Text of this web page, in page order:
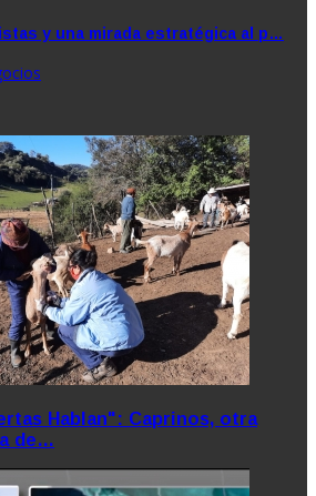
y una mirada estratégica al p…
Hablan": Caprinos, otra
de…